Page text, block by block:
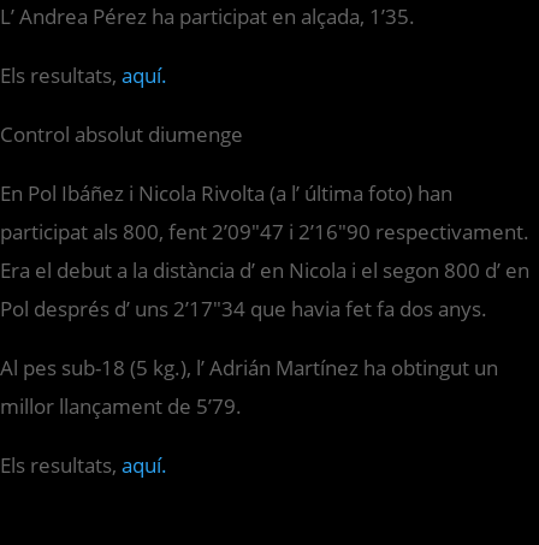
L’ Andrea Pérez ha participat en alçada, 1’35.
Els resultats, aquí.
Control absolut diumenge
En Pol Ibáñez i Nicola Rivolta (a l’ última foto) han
participat als 800, fent 2’09″47 i 2’16″90 respectivament.
Era el debut a la distància d’ en Nicola i el segon 800 d’ en
Pol després d’ uns 2’17″34 que havia fet fa dos anys.
Al pes sub-18 (5 kg.), l’ Adrián Martínez ha obtingut un
millor llançament de 5’79.
Els resultats, aquí.